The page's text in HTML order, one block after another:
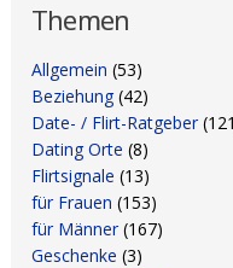
Themen
Allgemein (53)
Beziehung (42)
Date- / Flirt-Ratgeber
Dating Orte (8)
Flirtsignale (13)
für Frauen (153)
für Männer (167)
Geschenke (3)